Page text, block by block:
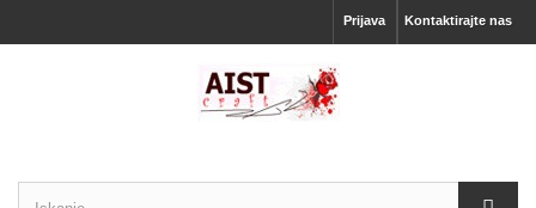
Kontaktirajte nas
Prijava